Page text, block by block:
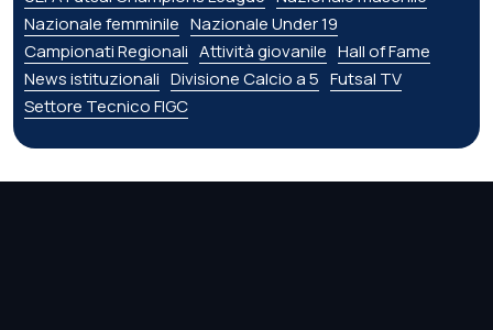
Nazionale femminile Nazionale Under 19
Campionati Regionali Attività giovanile Hall of Fame
News istituzionali Divisione Calcio a 5 Futsal TV
Settore Tecnico FIGC